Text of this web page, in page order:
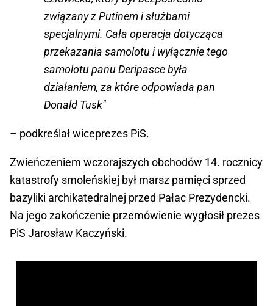
związany z Putinem i służbami
specjalnymi. Cała operacja dotycząca
przekazania samolotu i wyłącznie tego
samolotu panu Deripasce była
działaniem, za które odpowiada pan
Donald Tusk"
– podkreślał wiceprezes PiS.
Zwieńczeniem wczorajszych obchodów 14. rocznicy
katastrofy smoleńskiej był marsz pamięci sprzed
bazyliki archikatedralnej przed Pałac Prezydencki.
Na jego zakończenie przemówienie wygłosił prezes
PiS Jarosław Kaczyński.